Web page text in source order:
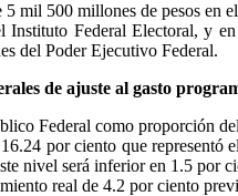
mil 500 millones de pesos en
Instituto Federal Electoral, y
del Poder Ejecutivo Federal.
de ajuste al gasto
Federal como proporción
por ciento que representó
nivel será inferior en 1.5 por
real de 4.2 por ciento